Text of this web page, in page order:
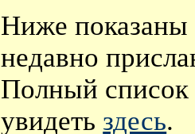
Ниже показаны
недавно
Полный
увидеть здесь.